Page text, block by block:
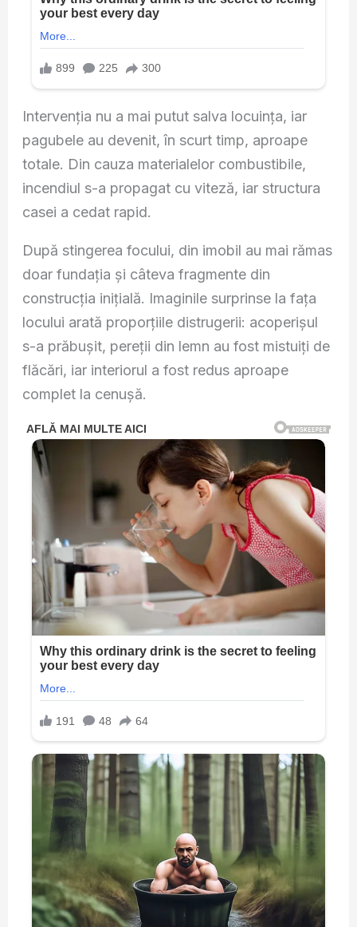
Intervenția nu a mai putut salva locuința, iar
pagubele au devenit, în scurt timp, aproape
totale. Din cauza materialelor combustibile,
incendiul s-a propagat cu viteză, iar structura
casei a cedat rapid.
După stingerea focului, din imobil au mai rămas
doar fundația și câteva fragmente din
construcția inițială. Imaginile surprinse la fața
locului arată proporțiile distrugerii: acoperișul
s-a prăbușit, pereții din lemn au fost mistuiți de
flăcări, iar interiorul a fost redus aproape
complet la cenușă.